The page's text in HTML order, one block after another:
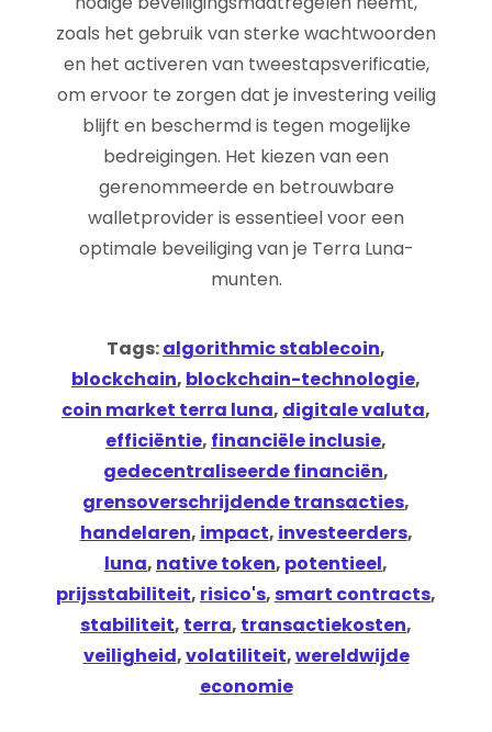
zoals het gebruik van sterke wachtwoorden
en het activeren van tweestapsverificatie,
om ervoor te zorgen dat je investering veilig
blijft en beschermd is tegen mogelijke
bedreigingen. Het kiezen van een
gerenommeerde en betrouwbare
walletprovider is essentieel voor een
optimale beveiliging van je Terra Luna-
munten.
Tags:algorithmic stablecoin,
blockchain, blockchain-technologie,
coin market terra luna, digitale valuta,
efficiëntie, financiële inclusie,
gedecentraliseerde financiën,
grensoverschrijdende transacties,
handelaren, impact, investeerders,
luna, native token, potentieel,
prijsstabiliteit, risico's,smart contracts,
stabiliteit, terra, transactiekosten,
veiligheid,volatiliteit,wereldwijde
economie